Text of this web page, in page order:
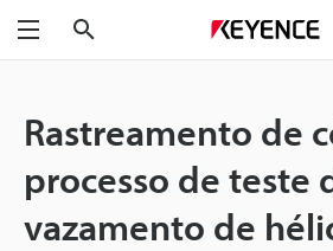
Menu
Rastreamento de
processo de teste
vazamento de